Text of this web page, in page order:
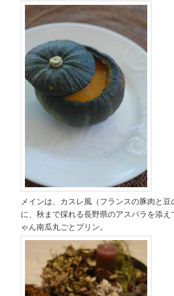
メインは、カスレ風（フランスの豚肉と
に、秋まで採れる長野県のアスパラを添
ゃん南瓜丸ごとプリン。